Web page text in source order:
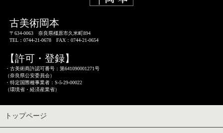
古美術岡本
〒634-0063 奈良県橿原市久米町894
TEL：0744-21-0678 FAX：0744-21-0654
【許可・登録】
・古美術商許認可番号：第641090001271号
（奈良県公安委員会）
・特定国際種事業者：S-5-29-00022
（環境省・経済産業省）
トップページ